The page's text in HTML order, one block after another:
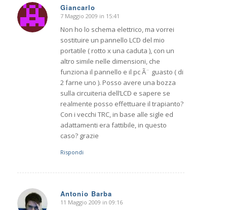
Giancarlo
dice:
7 Maggio 2009 in 15:41
Non ho lo schema elettrico, ma vorrei
sostituire un pannello LCD del mio
portatile ( rotto x una caduta ), con un
altro simile nelle dimensioni, che
funziona il pannello e il pc Ã¨ guasto ( di
2 farne uno ). Posso avere una bozza
sulla circuiteria dell’LCD e sapere se
realmente posso effettuare il trapianto?
Con i vecchi TRC, in base alle sigle ed
adattamenti era fattibile, in questo
caso? grazie
Rispondi
Antonio Barba
dice:
11 Maggio 2009 in 09:16